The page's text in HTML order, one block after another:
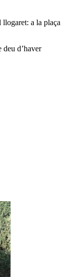
llogaret: a la plaça
deu d’haver